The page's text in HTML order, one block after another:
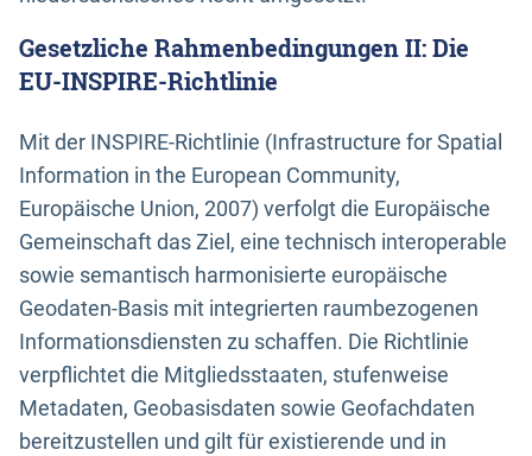
Gesetzliche Rahmenbedingungen II: Die
EU-INSPIRE-Richtlinie
Mit der INSPIRE-Richtlinie (Infrastructure for Spatial
Information in the European Community,
Europäische Union, 2007) verfolgt die Europäische
Gemeinschaft das Ziel, eine technisch interoperable
sowie semantisch harmonisierte europäische
Geodaten-Basis mit integrierten raumbezogenen
Informationsdiensten zu schaffen. Die Richtlinie
verpflichtet die Mitgliedsstaaten, stufenweise
Metadaten, Geobasisdaten sowie Geofachdaten
bereitzustellen und gilt für existierende und in